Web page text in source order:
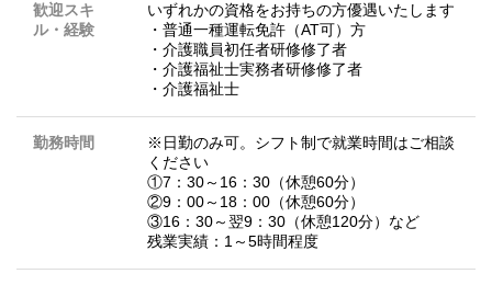
歓迎スキ
ル・経験
いずれかの資格をお持ちの方優遇いたします
・普通一種運転免許（AT可）方
・介護職員初任者研修修了者
・介護福祉士実務者研修修了者
・介護福祉士
勤務時間
※日勤のみ可。シフト制で就業時間はご相談
ください
①7：30～16：30（休憩60分）
②9：00～18：00（休憩60分）
③16：30～翌9：30（休憩120分）など
残業実績：1～5時間程度